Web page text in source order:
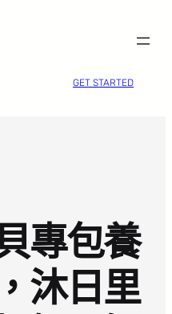
GET STARTED
專包養
沐日里